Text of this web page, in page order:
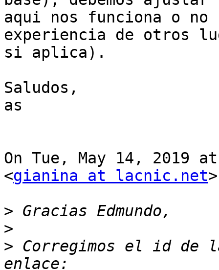
aqui nos funciona o
experiencia de otros
si aplica).
Saludos,
as
On Tue, May 14, 2019
<gianina at lacnic.net
>
>
> Corregimos el id de